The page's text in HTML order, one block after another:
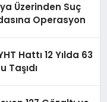
Üzerinden Suç
Operasyon
Hattı 12 Yılda 63
Taşıdı